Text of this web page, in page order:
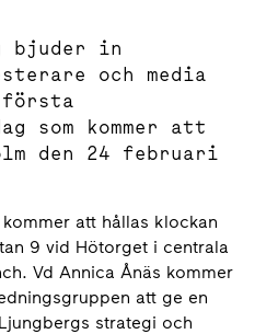
bjuder in
och media
som kommer att
den 24 februari
att hållas klockan
9 vid Hötorget i centrala
Vd Annica Ånäs kommer
att ge en
strategi och